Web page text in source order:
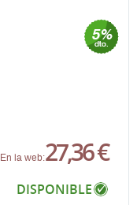
En la web:27,36 €
DISPONIBLE